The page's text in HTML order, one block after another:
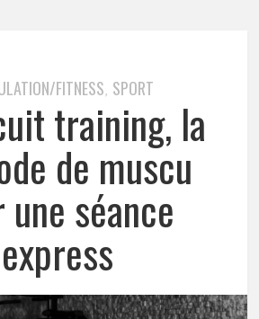
FITNESS, SPORT
training, la
de muscu
séance
express